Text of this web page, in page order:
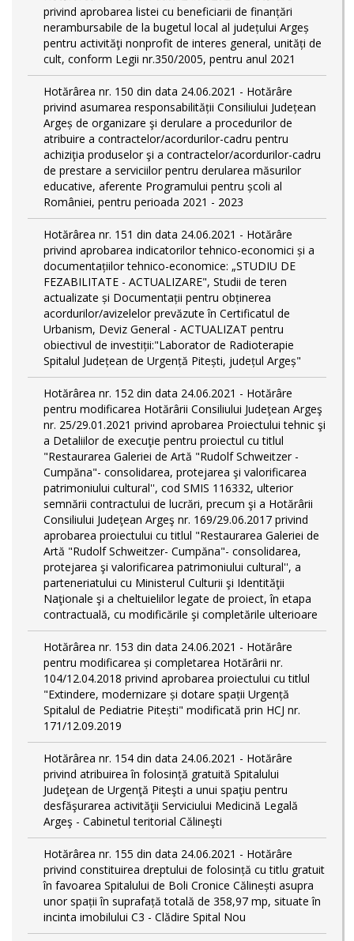
privind aprobarea listei cu beneficiarii de finanțări
nerambursabile de la bugetul local al județului Argeș
pentru activităţi nonprofit de interes general, unități de
cult, conform Legii nr.350/2005, pentru anul 2021
Hotărârea nr. 150 din data 24.06.2021 - Hotărâre
privind asumarea responsabilității Consiliului Județean
Argeș de organizare şi derulare a procedurilor de
atribuire a contractelor/acordurilor-cadru pentru
achiziţia produselor şi a contractelor/acordurilor-cadru
de prestare a serviciilor pentru derularea măsurilor
educative, aferente Programului pentru școli al
României, pentru perioada 2021 - 2023
Hotărârea nr. 151 din data 24.06.2021 - Hotărâre
privind aprobarea indicatorilor tehnico-economici și a
documentațiilor tehnico-economice: „STUDIU DE
FEZABILITATE - ACTUALIZARE", Studii de teren
actualizate și Documentații pentru obținerea
acordurilor/avizelelor prevăzute în Certificatul de
Urbanism, Deviz General - ACTUALIZAT pentru
obiectivul de investiții:"Laborator de Radioterapie
Spitalul Județean de Urgență Pitești, județul Argeș"
Hotărârea nr. 152 din data 24.06.2021 - Hotărâre
pentru modificarea Hotărârii Consiliului Judeţean Argeş
nr. 25/29.01.2021 privind aprobarea Proiectului tehnic şi
a Detaliilor de execuţie pentru proiectul cu titlul
"Restaurarea Galeriei de Artă "Rudolf Schweitzer -
Cumpăna"- consolidarea, protejarea şi valorificarea
patrimoniului cultural'', cod SMIS 116332, ulterior
semnării contractului de lucrări, precum şi a Hotărârii
Consiliului Judeţean Argeş nr. 169/29.06.2017 privind
aprobarea proiectului cu titlul "Restaurarea Galeriei de
Artă "Rudolf Schweitzer- Cumpăna"- consolidarea,
protejarea şi valorificarea patrimoniului cultural'', a
parteneriatului cu Ministerul Culturii şi Identităţii
Naţionale şi a cheltuielilor legate de proiect, în etapa
contractuală, cu modificările şi completările ulterioare
Hotărârea nr. 153 din data 24.06.2021 - Hotărâre
pentru modificarea și completarea Hotărârii nr.
104/12.04.2018 privind aprobarea proiectului cu titlul
"Extindere, modernizare și dotare spații Urgență
Spitalul de Pediatrie Pitești" modificată prin HCJ nr.
171/12.09.2019
Hotărârea nr. 154 din data 24.06.2021 - Hotărâre
privind atribuirea în folosință gratuită Spitalului
Judeţean de Urgenţă Piteşti a unui spaţiu pentru
desfăşurarea activităţii Serviciului Medicină Legală
Argeş - Cabinetul teritorial Călineşti
Hotărârea nr. 155 din data 24.06.2021 - Hotărâre
privind constituirea dreptului de folosință cu titlu gratuit
în favoarea Spitalului de Boli Cronice Călinești asupra
unor spații în suprafață totală de 358,97 mp, situate în
incinta imobilului C3 - Clădire Spital Nou